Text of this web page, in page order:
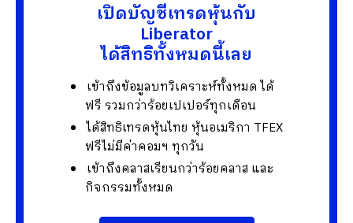
เปิดบัญชีเทรดหุ้นกับ
Liberator
ได้สิทธิทั้งหมดนี้เลย
เข้าถึงข้อมูลบทวิเคราะห์ทั้งหมด ได้
ฟรี รวมกว่าร้อยเปเปอร์ทุกเดือน
ได้สิทธิเทรดหุ้นไทย หุ้นอเมริกา TFEX
ฟรีไม่มีค่าคอมฯ ทุกวัน
เข้าถึงคลาสเรียนกว่าร้อยคลาส และ
กิจกรรมทั้งหมด